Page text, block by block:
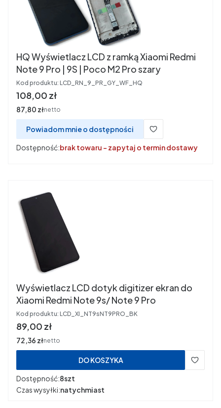
HQ Wyświetlacz LCD z ramką Xiaomi Redmi
Note 9 Pro | 9S | Poco M2 Pro szary
Kod produktu: LCD_RN_9_PR_GY_WF_HQ
Cena
108,00 zł
Cena
87,80 złnetto
Powiadom mnie o dostępności
Dostępność:brak towaru - zapytaj o termin dostawy
Wyświetlacz LCD dotyk digitizer ekran do
Xiaomi Redmi Note 9s/ Note 9 Pro
Kod produktu: LCD_XI_NT9sNT9PRO_BK
Cena
89,00 zł
Cena
72,36 złnetto
DO KOSZYKA
Dostępność:8szt
Czas wysyłki:natychmiast